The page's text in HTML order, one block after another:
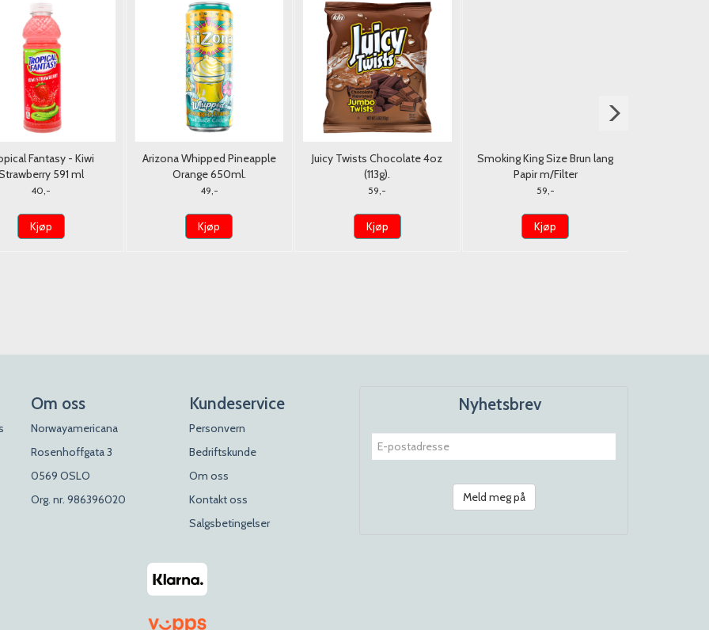
Fantasy - Kiwi
591 ml
40,-
Kjøp
Arizona Whipped Pineapple
Orange 650ml.
49,-
Kjøp
Juicy Twists Chocolate 4oz
(113g).
59,-
Kjøp
Smoking King Size Brun lang
Papir m/Filter
59,-
Kjøp
Om oss
Norwayamericana
Rosenhoffgata 3
0569 OSLO
Org. nr. 986396020
Kundeservice
Personvern
Bedriftskunde
Om oss
Kontakt oss
Salgsbetingelser
Nyhetsbrev
Meld meg på